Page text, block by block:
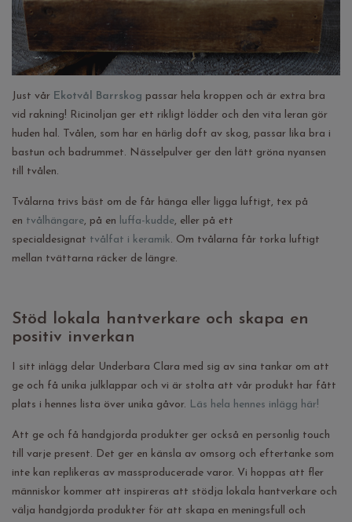
Just vår Ekotvål Barrskog passar hela kroppen och är extra bra
vid rakning! Ricinoljan ger ett rikligt lödder och den vita leran gör
huden hal. Tvålen, som har en härlig doft av skog, passar lika bra i
bastun och badrummet. Nässelpulver ger den lätt gröna nyansen
till tvålen.
Tvålarna trivs bäst om de får hänga eller ligga luftigt, tex på
en tvålhängare, på en luffa-kudde, eller på ett
specialdesignat tvålfat i keramik. Om tvålarna får torka luftigt
mellan tvättarna räcker de längre.
Stöd lokala hantverkare och skapa en
positiv inverkan
I sitt inlägg delar Underbara Clara med sig av sina tankar om att
ge och få unika julklappar och vi är stolta att vår produkt har fått
plats i hennes lista över unika gåvor. Läs hela hennes inlägg här!
Att ge och få handgjorda produkter ger också en personlig touch
till varje present. Det ger en känsla av omsorg och eftertanke som
inte kan replikeras av massproducerade varor. Vi hoppas att fler
människor kommer att inspireras att stödja lokala hantverkare och
välja handgjorda produkter för att skapa en meningsfull och